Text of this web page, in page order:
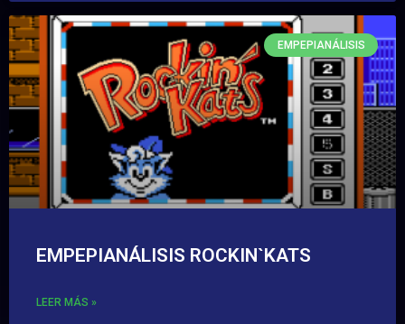
EMPEPIANÁLISIS
EMPEPIANÁLISIS ROCKIN`KATS
LEER MÁS »